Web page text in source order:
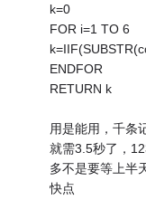
k=0
FOR i=1 TO 6
ENDFOR
RETURN k
用是能用，千条
就需3.5秒了，
多不是要等上半
快点